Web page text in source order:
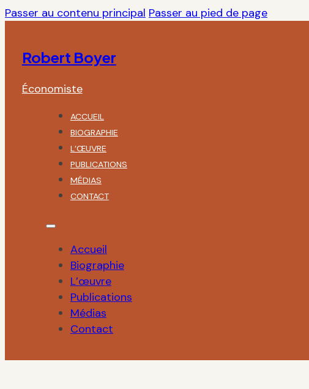
Passer au contenu principal Passer au pied de page
Robert Boyer
Économiste
ACCUEIL
BIOGRAPHIE
L’ŒUVRE
PUBLICATIONS
MÉDIAS
CONTACT
Accueil
Biographie
L’œuvre
Publications
Médias
Contact